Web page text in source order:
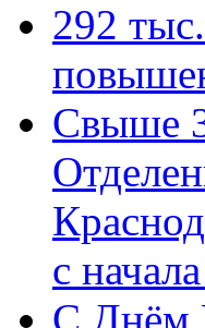
292
Свыше
с